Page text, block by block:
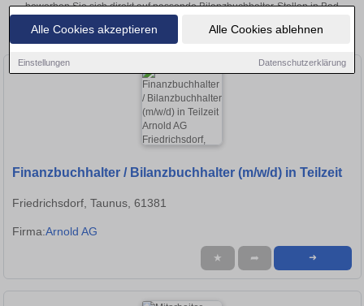
Alle Cookies akzeptieren Alle Cookies ablehnen
Einstellungen Datenschutzerklärung
bewerben Sie sich direkt auf passende Bilanzbuchhalter-Stellen in Bad
Homburg vor der Höhe!
Finanzbuchhalter / Bilanzbuchhalter (m/w/d) in Teilzeit
Friedrichsdorf, Taunus, 61381
Firma:Arnold AG
★ ➦ ➜